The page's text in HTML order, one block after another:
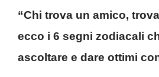
“Chi trova un amico,
ecco i 6 segni zodiacali
ascoltare e dare ottimi